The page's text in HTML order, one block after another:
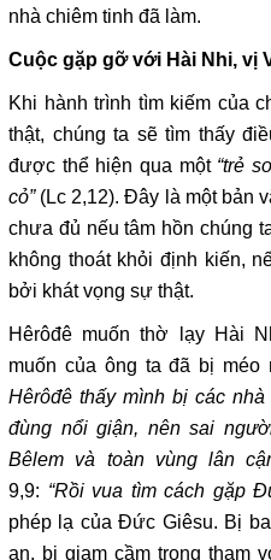
nhà chiêm tinh đã làm.
Cuộc gặp gỡ với Hài Nhi, vị
Khi hành trình tìm kiếm của
thật, chúng ta sẽ tìm thấy
được thể hiện qua một “trẻ
cỏ”(Lc 2,12). Đây là một bản
chưa đủ nếu tâm hồn chúng
không thoát khỏi định kiến,
bởi khát vọng sự thật.
Hêrôđê muốn thờ lạy Hài
muốn của ông ta đã bị méo
Hêrôđê thấy mình bị các
đùng nổi giận, nên sai
Bêlem và toàn vùng lân
9,9: “Rồi vua tìm cách gặp
phép lạ của Đức Giêsu. Bị
an, bị giam cầm trong tham